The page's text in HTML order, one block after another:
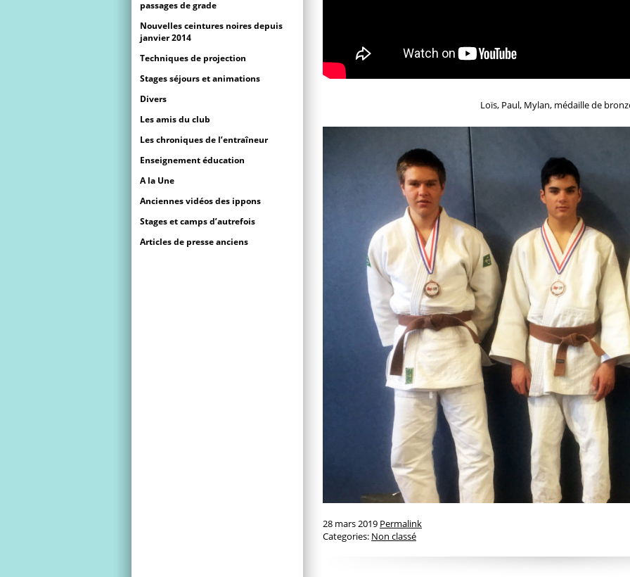
Loïs, Paul, Mylan, médaille de
28 mars 2019 Permalink
Categories: Non classé
passages de grade
Nouvelles ceintures noires depuis
janvier 2014
Techniques de projection
Stages séjours et animations
Divers
Les amis du club
Les chroniques de l’entraîneur
Enseignement éducation
A la Une
Anciennes vidéos des ippons
Stages et camps d’autrefois
Articles de presse anciens